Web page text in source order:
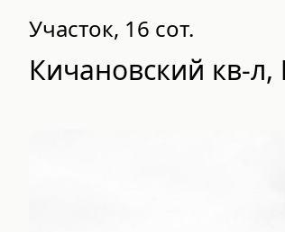
Участок, 16 сот.
Кичановский кв-л,